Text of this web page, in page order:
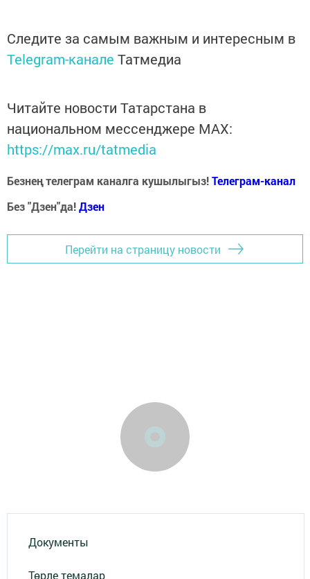
Следите за самым важным и интересным в
Telegram-канале Татмедиа
Читайте новости Татарстана в
национальном мессенджере MАХ:
https://max.ru/tatmedia
Безнең телеграм каналга кушылыгыз!Телеграм-канал
Без "Дзен"да!Дзен
Перейти на страницу новости
Документы
Төрле темалар